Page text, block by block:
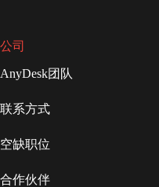
公司
AnyDesk团队
联系方式
空缺职位
合作伙伴